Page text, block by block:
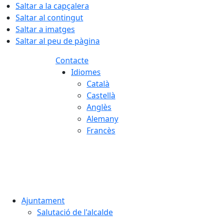
Saltar a la capçalera
Saltar al contingut
Saltar a imatges
Saltar al peu de pàgina
Contacte
Idiomes
Català
Castellà
Anglès
Alemany
Francès
Ajuntament
Salutació de l'alcalde